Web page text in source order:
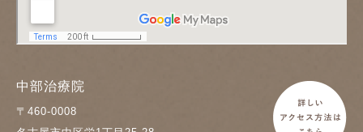
中部治療院
〒460-0008